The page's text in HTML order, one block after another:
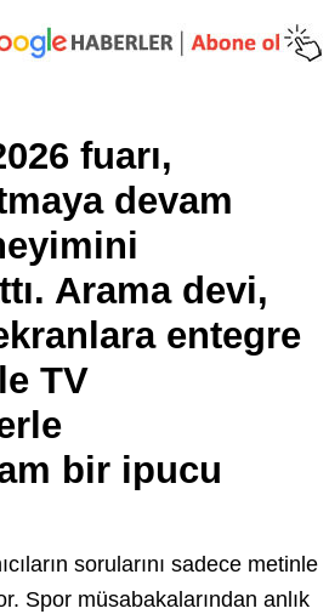
fuarı,
devam
Arama devi,
entegre
TV
bir ipucu
sorularını sadece metinle
Spor müsabakalarından anlık